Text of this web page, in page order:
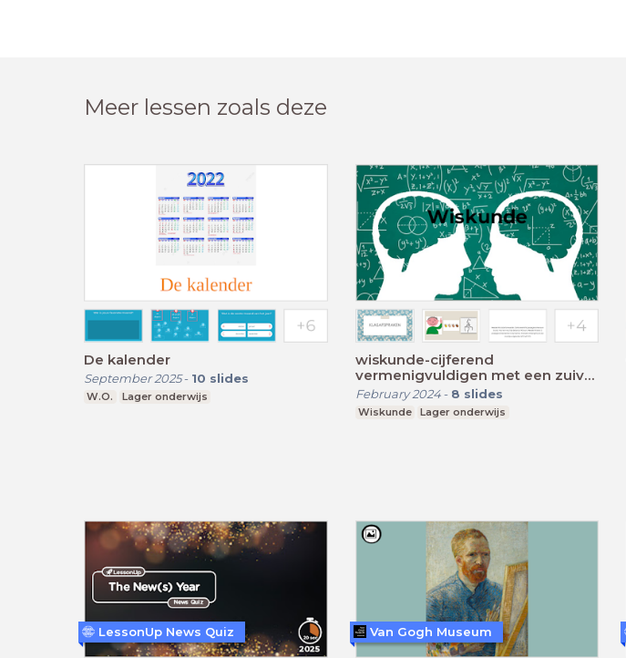
Meer lessen zoals deze
De kalender
September 2025- 10 slides
W.O. Lager onderwijs
wiskunde-cijferend
vermenigvuldigen met een zuiver
tiental
February 2024- 8 slides
Wiskunde Lager onderwijs
LessonUp News Quiz Van Gogh Museum